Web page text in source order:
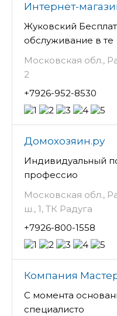
Интернет-
Жуковский
обслуживание в те
Московская обл.,
2
+7926-952-8530
Домохозяин.ру
Индивидуальный
профессио
Московская обл.,
ш., 1, ТК Радуга
+7926-800-1558
Компания
С момента
специалисто